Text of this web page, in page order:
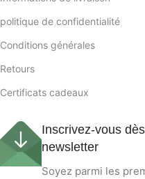
politique de confidentialité
Conditions générales
Retours
Certificats cadeaux
Inscrivez-vous
newsletter
Soyez parmi les